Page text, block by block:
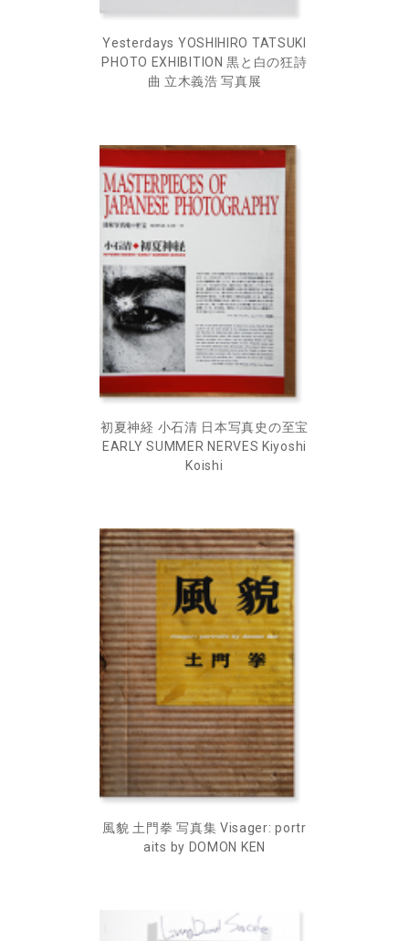
Yesterdays YOSHIHIRO TATSUKI
PHOTO EXHIBITION 黒と白の狂詩
曲 立木義浩 写真展
初夏神経 小石清 日本写真史の至宝
EARLY SUMMER NERVES Kiyoshi
Koishi
風貌 土門拳 写真集 Visager: portr
aits by DOMON KEN